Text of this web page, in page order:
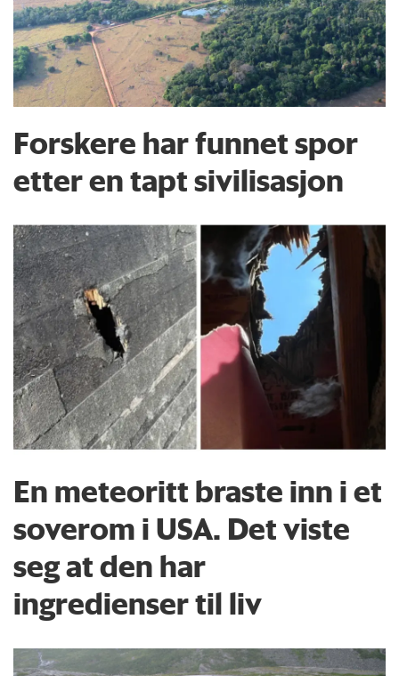
Forskere har funnet spor
etter en tapt sivilisasjon
En meteoritt braste inn i et
soverom i USA. Det viste
seg at den har
ingredienser til liv